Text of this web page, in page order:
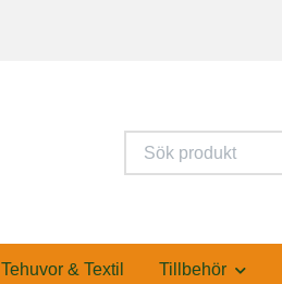
Tehuvor & Textil Tillbehör